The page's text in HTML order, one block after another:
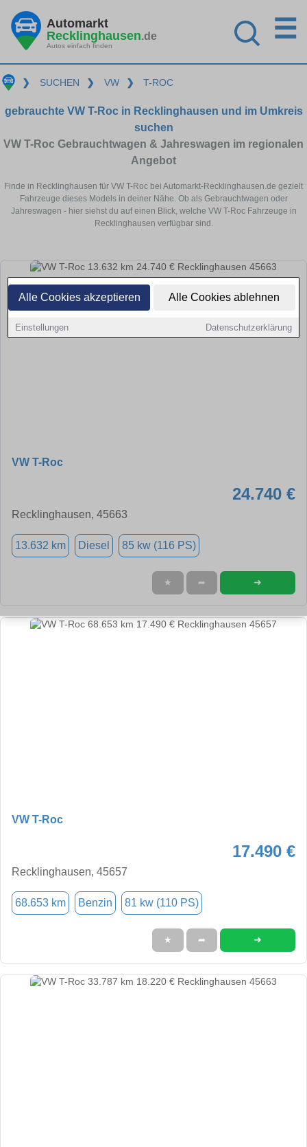
Alle Cookies akzeptieren Alle Cookies ablehnen
Einstellungen Datenschutzerklärung
Automarkt
Recklinghausen.de
Autos einfach finden
☰
❯ SUCHEN ❯ VW ❯ T-ROC
gebrauchte VW T-Roc in Recklinghausen und im Umkreis
suchen
VW T-Roc Gebrauchtwagen & Jahreswagen im regionalen
Angebot
Finde in Recklinghausen für VW T-Roc bei Automarkt-Recklinghausen.de gezielt
Fahrzeuge dieses Models in deiner Nähe. Ob als Gebrauchtwagen oder
Jahreswagen - hier siehst du auf einen Blick, welche VW T-Roc Fahrzeuge in
Recklinghausen verfügbar sind.
VW T-Roc
24.740 €
Recklinghausen, 45663
13.632 km Diesel 85 kw (116 PS)
★ ➦ ➜
VW T-Roc
17.490 €
Recklinghausen, 45657
68.653 km Benzin 81 kw (110 PS)
★ ➦ ➜